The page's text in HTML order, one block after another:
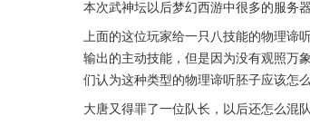
本次武神坛以后梦幻西游中很多的服务
上面的这位玩家给一只八技能的物理
输出的主动技能，但是因为没有观照万
们认为这种类型的物理谛听胚子应该怎
大唐又得罪了一位队长，以后还怎么混